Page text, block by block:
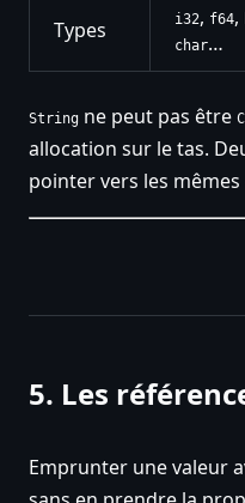
Types i32, f64,
char…
String ne peut pas être
allocation sur le tas.
pointer vers les
5. Les
Emprunter une valeur